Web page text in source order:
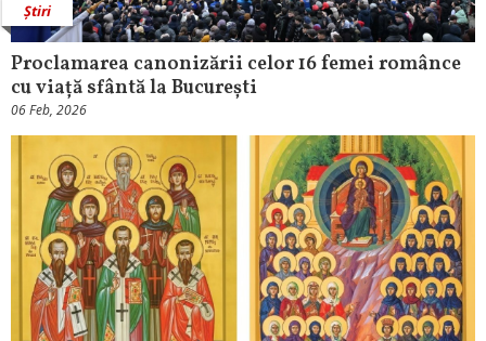
Știri
Proclamarea canonizării celor 16 femei românce
cu viață sfântă la București
06 Feb, 2026